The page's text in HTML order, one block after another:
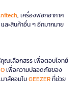
, เครื่องฟอกอากาศ
และสินค้าอื่น ๆ อีกมากมาย
ณเลือกสรร เพื่อตอบโจทย์
เพื่อความปลอดภัยของ
าส์คอมโบGEEZERที่ช่วย